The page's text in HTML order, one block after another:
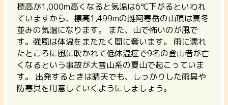
標高が1,000m高くなると気温は6℃下がるといわれ
ていますから、標高1,499mの雌阿寒岳の山頂は真冬
並みの気温になります。 また、山で怖いのが風で
す。強風は体温をまたたく間に奪います。 雨に濡れ
たところに風に吹かれて低体温症で9名の登山者が亡
くなるという事故が大雪山系の夏山で起こっていま
す。 出発するときは晴天でも、しっかりした雨具や
防寒具を用意していくようにしましょう。